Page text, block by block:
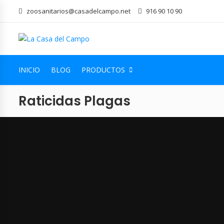
zoosanitarios@casadelcampo.net 916 90 10 90
INICIO BLOG PRODUCTOS
Raticidas Plagas